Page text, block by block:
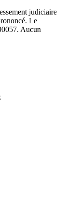
judiciaire
Le
Aucun